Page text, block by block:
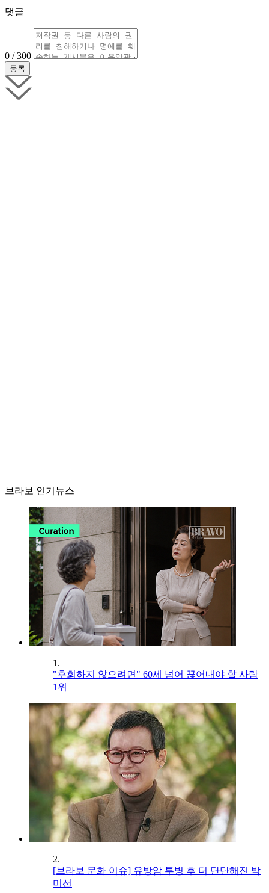
댓글
0 / 300
브라보 인기뉴스
1.
"후회하지 않으려면" 60세 넘어 끊어내야 할 사람
1위
2.
[브라보 문화 이슈] 유방암 투병 후 더 단단해진 박
미선